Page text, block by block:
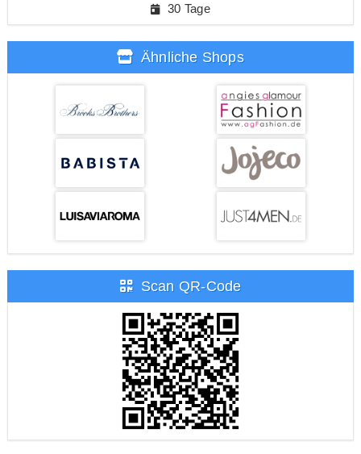
30 Tage
Ähnliche Shops
Scan QR-Code